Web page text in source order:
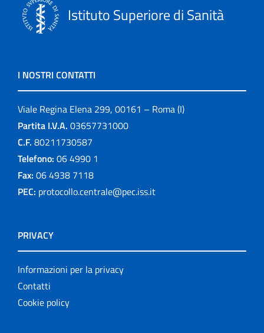
Istituto Superiore di Sanità
I NOSTRI CONTATTI
Viale Regina Elena 299, 00161 – Roma (I)
Partita I.V.A. 03657731000
C.F. 80211730587
Telefono: 06 4990 1
Fax: 06 4938 7118
PEC: protocollo.centrale@pec.iss.it
PRIVACY
Informazioni per la privacy
Contatti
Cookie policy